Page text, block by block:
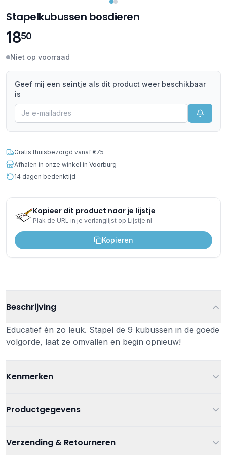
Stapelkubussen bosdieren
1850
Niet op voorraad
Geef mij een seintje als dit product weer beschikbaar
is
Gratis thuisbezorgd vanaf €75
Afhalen in onze winkel in Voorburg
14 dagen bedenktijd
Kopieer dit product naar je lijstje
Plak de URL in je verlanglijst op Lijstje.nl
Kopieren
Beschrijving
Educatief èn zo leuk. Stapel de 9 kubussen in de goede
volgorde, laat ze omvallen en begin opnieuw!
Kenmerken
Productgegevens
Artikelnummer
Verzending & Retourneren